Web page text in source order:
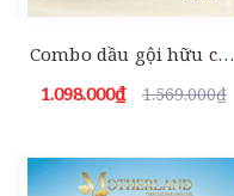
Combo dầu gội hữu cơ + Dầu hấp Motherland Argan Essential Hair Mask | Chăm sóc toàn diện cho mái tóc 1000ml
1.098.000₫
1.569.000₫